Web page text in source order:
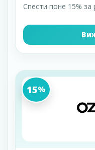
Спести поне 15% за
15%